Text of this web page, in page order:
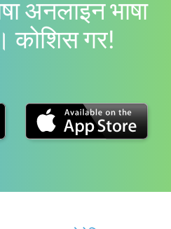
अनलाइन भाषा
काेशिस गर!